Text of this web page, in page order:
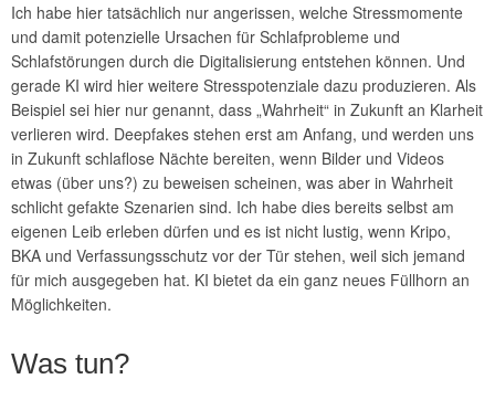
Ich habe hier tatsächlich nur angerissen, welche Stressmomente
und damit potenzielle Ursachen für Schlafprobleme und
Schlafstörungen durch die Digitalisierung entstehen können. Und
gerade KI wird hier weitere Stresspotenziale dazu produzieren. Als
Beispiel sei hier nur genannt, dass „Wahrheit“ in Zukunft an Klarheit
verlieren wird. Deepfakes stehen erst am Anfang, und werden uns
in Zukunft schlaflose Nächte bereiten, wenn Bilder und Videos
etwas (über uns?) zu beweisen scheinen, was aber in Wahrheit
schlicht gefakte Szenarien sind. Ich habe dies bereits selbst am
eigenen Leib erleben dürfen und es ist nicht lustig, wenn Kripo,
BKA und Verfassungsschutz vor der Tür stehen, weil sich jemand
für mich ausgegeben hat. KI bietet da ein ganz neues Füllhorn an
Möglichkeiten.
Was tun?